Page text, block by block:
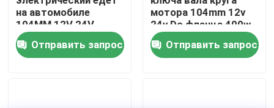
Новости
на автомобиле
104MM 12V 24V
мотор Dc 300 ватт
Отправить запрос
мотора 104mm 12v
24v Dc фланца 400w
Отправить запрос